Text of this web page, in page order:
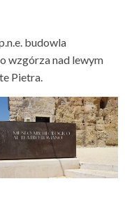
budowla
wzgórza nad lewym
Pietra.